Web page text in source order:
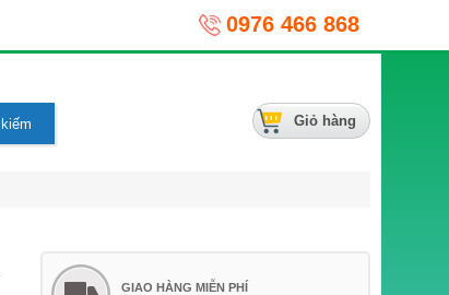
0976 466 868
Giỏ hàng
GIAO HÀNG MIỄN PHÍ